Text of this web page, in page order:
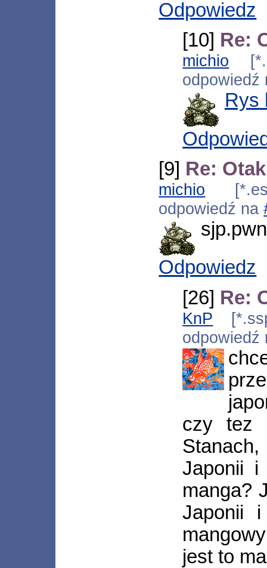
Odpowiedz
[10] Re:
michio
Rys
[9] Re:
michio
odpowiedź na
Odpowiedz
[26] Re:
KnP
czy tez
Japonii i
manga?
Japonii
jest to